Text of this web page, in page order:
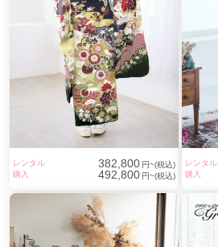
レンタル 382,800 円~(税込)
購入
492,800 円~(税込)
レンタル
購入